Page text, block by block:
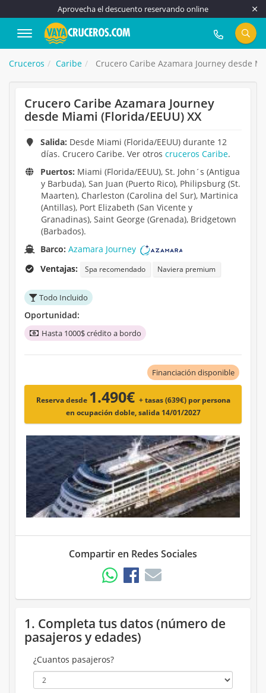
Aprovecha el descuento reservando online
917 815 555
Cruceros Caribe Crucero Caribe Azamara Journey desde
Crucero Caribe Azamara Journey
desde Miami (Florida/EEUU) XX
Salida: Desde Miami (Florida/EEUU) durante 12
días. Crucero Caribe. Ver otros cruceros Caribe.
Puertos: Miami (Florida/EEUU), St. John´s (Antigua
y Barbuda), San Juan (Puerto Rico), Philipsburg (St.
Maarten), Charleston (Carolina del Sur), Martinica
(Antillas), Port Elizabeth (San Vicente y
Granadinas), Saint George (Grenada), Bridgetown
(Barbados).
Barco:Azamara Journey
Ventajas:
Spa recomendado Naviera premium
Todo Incluido
Oportunidad:
Hasta 1000$ crédito a bordo
Financiación disponible
Reserva desde 1.490€ + tasas (639€) por persona
en ocupación doble, salida 14/01/2027
Compartir en Redes Sociales
1. Completa tus datos (número de
pasajeros y edades)
¿Cuantos pasajeros?